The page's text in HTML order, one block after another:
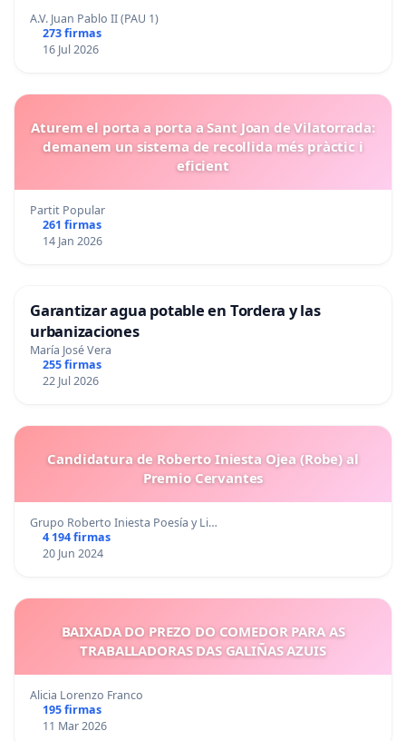
A.V. Juan Pablo II (PAU 1)
273 firmas
16 Jul 2026
Aturem el porta a porta a Sant Joan de Vilatorrada:
demanem un sistema de recollida més pràctic i
eficient
Partit Popular
261 firmas
14 Jan 2026
Garantizar agua potable en Tordera y las
urbanizaciones
María José Vera
255 firmas
22 Jul 2026
Candidatura de Roberto Iniesta Ojea (Robe) al
Premio Cervantes
Grupo Roberto Iniesta Poesía y Li…
4 194 firmas
20 Jun 2024
BAIXADA DO PREZO DO COMEDOR PARA AS
TRABALLADORAS DAS GALIÑAS AZUIS
Alicia Lorenzo Franco
195 firmas
11 Mar 2026